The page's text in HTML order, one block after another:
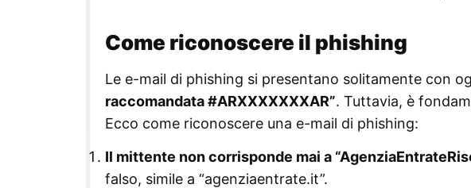
Come riconoscere il phishing
Le e-mail di phishing si presentano solitamente con
raccomandata #ARXXXXXXXAR”. Tuttavia, è
Ecco come riconoscere una e-mail di phishing:
Il mittente non corrisponde mai a
falso, simile a “agenziaentrate.it”.